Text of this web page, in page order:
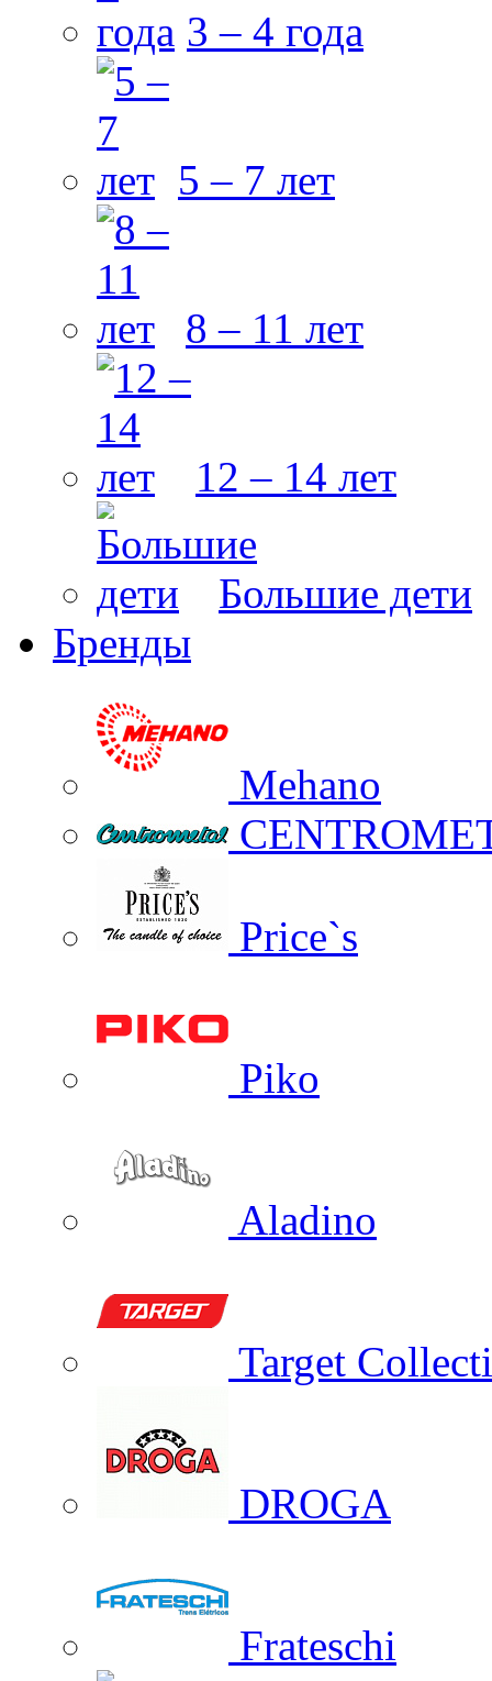
3 – 4 года
5 – 7 лет
8 – 11 лет
12 – 14 лет
Большие дети
Бренды
Mehano
Price`s
Piko
Aladino
Target
DROGA
Frateschi